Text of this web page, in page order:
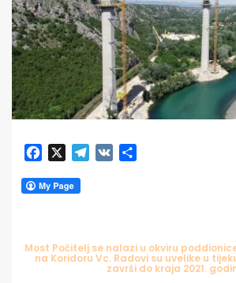
Facebook Telegram
VK
Most Počitelj se nalazi u okviru
na Koridoru Vc. Radovi su uvelike u
završi do kraja 2021.